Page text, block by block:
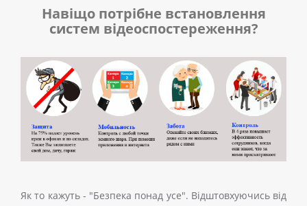
Навіщо потрібне встановлення
систем відеоспостереження?
Як то кажуть - "Безпека понад усе". Відштовхуючись від